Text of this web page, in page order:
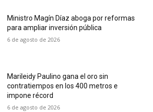
Ministro Magín Díaz aboga por reformas
para ampliar inversión pública
6 de agosto de 2026
Marileidy Paulino gana el oro sin
contratiempos en los 400 metros e
impone récord
6 de agosto de 2026